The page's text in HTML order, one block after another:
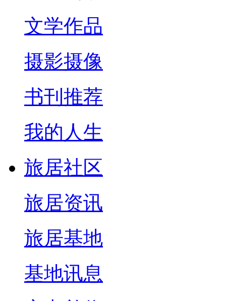
文学作品
摄影摄像
书刊推荐
我的人生
旅居社区
旅居资讯
旅居基地
基地讯息